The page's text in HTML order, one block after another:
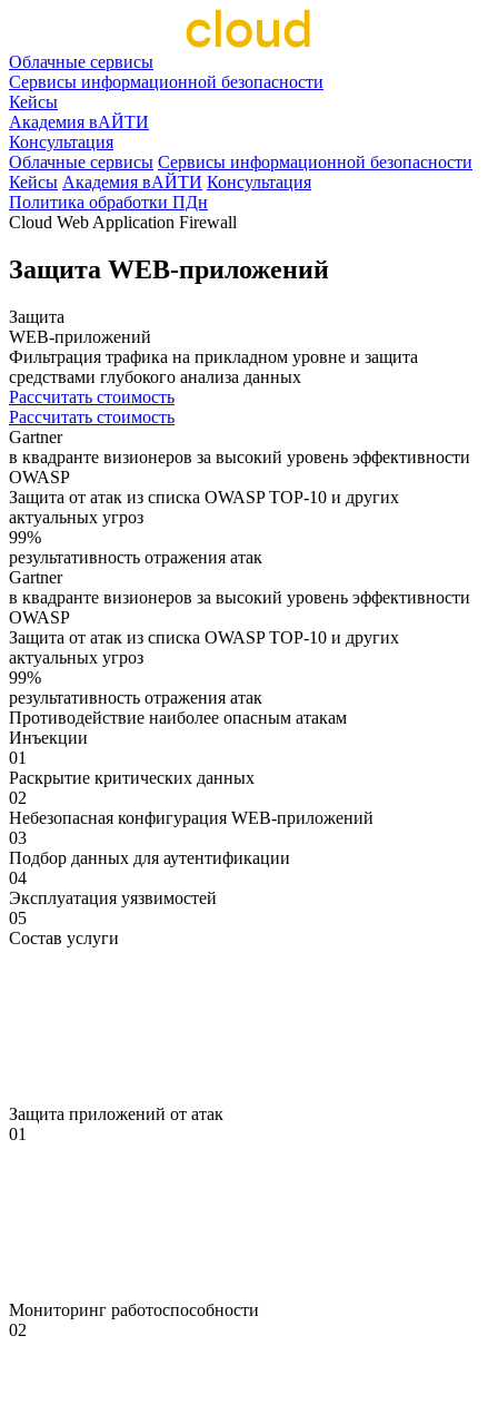
Облачные сервисы
Сервисы информационной безопасности
Кейсы
Академия вАЙТИ
Консультация
Облачные сервисы Сервисы информационной безопасности
Кейсы Академия вАЙТИ Консультация
Политика обработки ПДн
Cloud Web Application Firewall
Защита WEB-приложений
Защита
WEB-приложений
Фильтрация трафика на прикладном уровне и защита
средствами глубокого анализа данных
Рассчитать стоимость
Рассчитать стоимость
Gartner
в квадранте визионеров за высокий уровень эффективности
OWASP
Защита от атак из списка OWASP TOP-10 и других
актуальных угроз
99%
результативность отражения атак
Gartner
в квадранте визионеров за высокий уровень эффективности
OWASP
Защита от атак из списка OWASP TOP-10 и других
актуальных угроз
99%
результативность отражения атак
Противодействие наиболее опасным атакам
Инъекции
01
Раскрытие критических данных
02
Небезопасная конфигурация WEB-приложений
03
Подбор данных для аутентификации
04
Эксплуатация уязвимостей
05
Состав услуги
Защита приложений от атак
01
Мониторинг работоспособности
02